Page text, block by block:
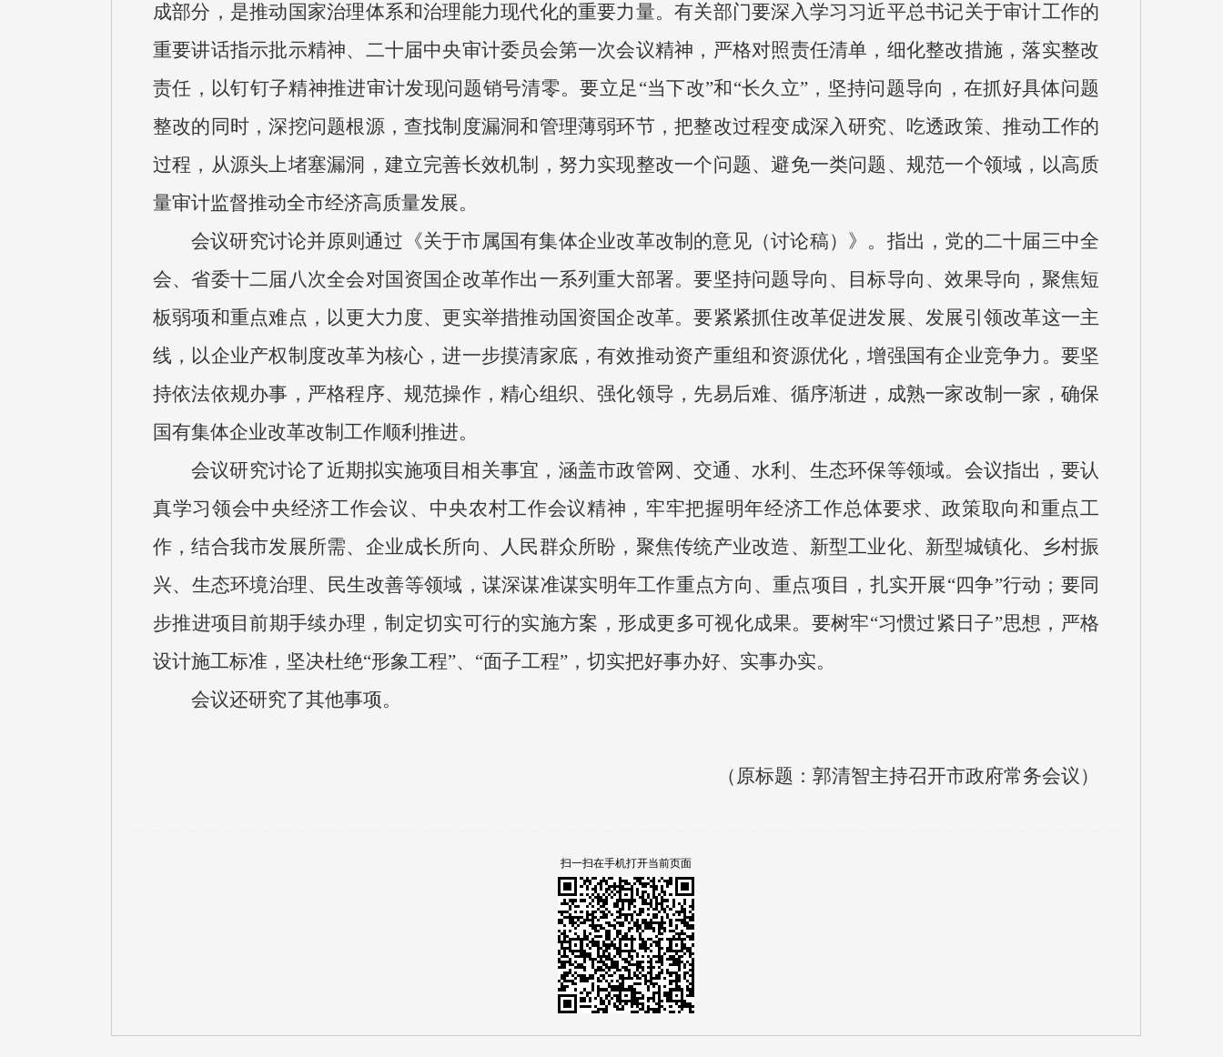
成部分，是推动国家治理体系和治理能力现代化的重要力量。有关部门要深入学习习近平总书记关于审计工作的
重要讲话指示批示精神、二十届中央审计委员会第一次会议精神，严格对照责任清单，细化整改措施，落实整改
责任，以钉钉子精神推进审计发现问题销号清零。要立足“当下改”和“长久立”，坚持问题导向，在抓好具体问题
整改的同时，深挖问题根源，查找制度漏洞和管理薄弱环节，把整改过程变成深入研究、吃透政策、推动工作的
过程，从源头上堵塞漏洞，建立完善长效机制，努力实现整改一个问题、避免一类问题、规范一个领域，以高质
量审计监督推动全市经济高质量发展。
会议研究讨论并原则通过《关于市属国有集体企业改革改制的意见（讨论稿）》。指出，党的二十届三中全
会、省委十二届八次全会对国资国企改革作出一系列重大部署。要坚持问题导向、目标导向、效果导向，聚焦短
板弱项和重点难点，以更大力度、更实举措推动国资国企改革。要紧紧抓住改革促进发展、发展引领改革这一主
线，以企业产权制度改革为核心，进一步摸清家底，有效推动资产重组和资源优化，增强国有企业竞争力。要坚
持依法依规办事，严格程序、规范操作，精心组织、强化领导，先易后难、循序渐进，成熟一家改制一家，确保
国有集体企业改革改制工作顺利推进。
会议研究讨论了近期拟实施项目相关事宜，涵盖市政管网、交通、水利、生态环保等领域。会议指出，要认
真学习领会中央经济工作会议、中央农村工作会议精神，牢牢把握明年经济工作总体要求、政策取向和重点工
作，结合我市发展所需、企业成长所向、人民群众所盼，聚焦传统产业改造、新型工业化、新型城镇化、乡村振
兴、生态环境治理、民生改善等领域，谋深谋准谋实明年工作重点方向、重点项目，扎实开展“四争”行动；要同
步推进项目前期手续办理，制定切实可行的实施方案，形成更多可视化成果。要树牢“习惯过紧日子”思想，严格
设计施工标准，坚决杜绝“形象工程”、“面子工程”，切实把好事办好、实事办实。
会议还研究了其他事项。
（原标题：郭清智主持召开市政府常务会议）
扫一扫在手机打开当前页面